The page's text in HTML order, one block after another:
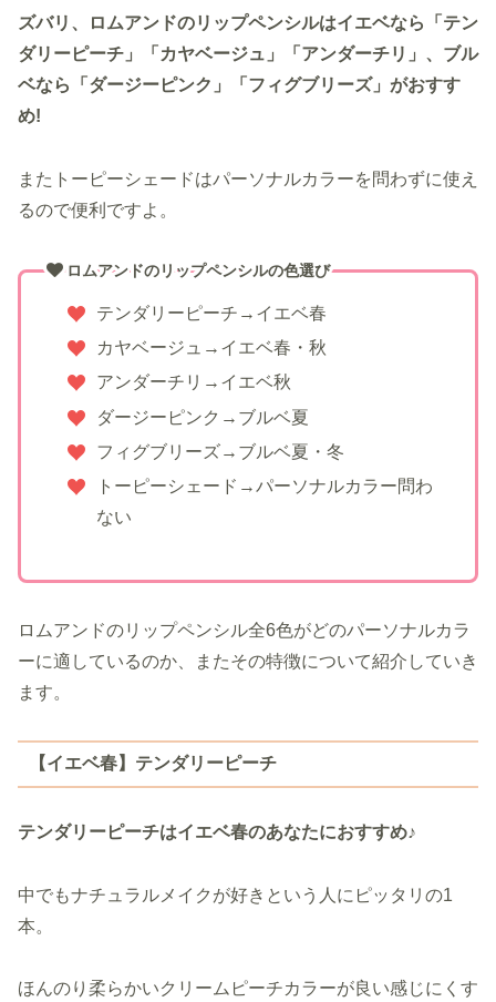
ズバリ、ロムアンドのリップペンシルはイエベなら「テン
ダリーピーチ」「カヤベージュ」「アンダーチリ」、ブル
ベなら「ダージーピンク」「フィグブリーズ」がおすす
め!
またトーピーシェードはパーソナルカラーを問わずに使え
るので便利ですよ。
ロムアンドのリップペンシルの色選び
テンダリーピーチ→イエベ春
カヤベージュ→イエベ春・秋
アンダーチリ→イエベ秋
ダージーピンク→ブルベ夏
フィグブリーズ→ブルベ夏・冬
トーピーシェード→パーソナルカラー問わ
ない
ロムアンドのリップペンシル全6色がどのパーソナルカラ
ーに適しているのか、またその特徴について紹介していき
ます。
【イエベ春】テンダリーピーチ
テンダリーピーチはイエベ春のあなたにおすすめ♪
中でもナチュラルメイクが好きという人にピッタリの1
本。
ほんのり柔らかいクリームピーチカラーが良い感じにくす